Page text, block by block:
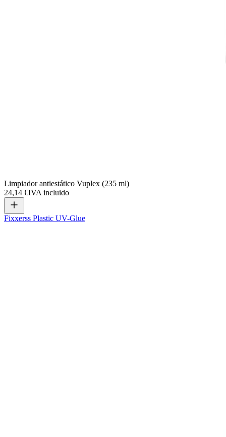
Limpiador antiestático Vuplex (235 ml)
24,14 €IVA incluido
Fixxerss Plastic UV-Glue